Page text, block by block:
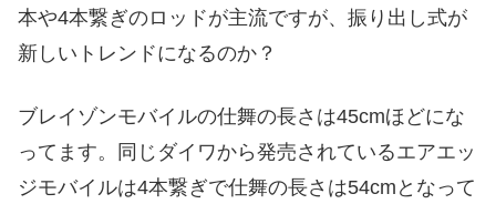
本や4本繋ぎのロッドが主流ですが、振り出し式が
新しいトレンドになるのか？
ブレイゾンモバイルの仕舞の長さは45cmほどにな
ってます。同じダイワから発売されているエアエッ
ジモバイルは4本繋ぎで仕舞の長さは54cmとなって